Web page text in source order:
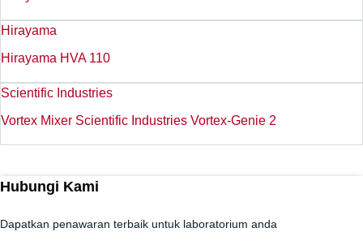
Hirayama
Hirayama HVA 110
Scientific Industries
Vortex Mixer Scientific Industries Vortex-Genie 2
Hubungi Kami
Dapatkan penawaran terbaik untuk laboratorium anda